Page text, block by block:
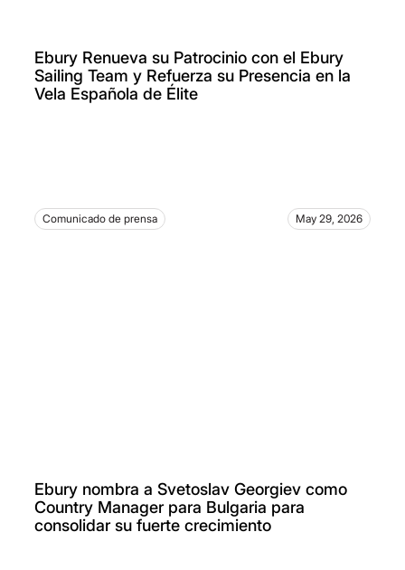
Ebury Renueva su Patrocinio con el Ebury
Sailing Team y Refuerza su Presencia en la
Vela Española de Élite
Comunicado de prensa May 29, 2026
Ebury nombra a Svetoslav Georgiev como
Country Manager para Bulgaria para
consolidar su fuerte crecimiento